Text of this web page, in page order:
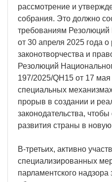
рассмотрение и
собрания. Это должно
требованиям
от 30 апреля 2025 года
законотворчества и
Резолюций
197/2025/QH15 от 17 мая
специальных
прорыв в создании и
законодательства,
развития страны в новую
В-третьих, активно
специализированных
парламентского надзора